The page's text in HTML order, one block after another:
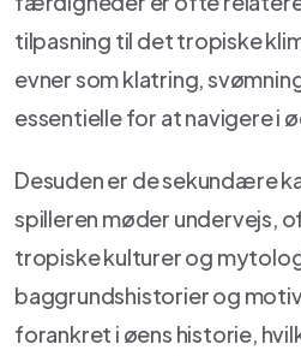
tilpasning til det tropiske
evner som klatring,
essentielle for at navigere i
Desuden er de sekundære
spilleren møder undervejs,
tropiske kulturer og
baggrundshistorier og
forankret i øens historie,